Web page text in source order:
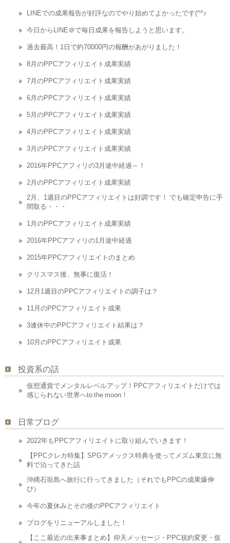
LINEでの成果報告が好評なのでやり始めてよかったです(^^♪
今日からLINE＠で毎日成果を報告しようと思います。
過去最高！1日で約70000円の報酬があがりました！
8月のPPCアフィリエイト成果実績
7月のPPCアフィリエイト成果実績
6月のPPCアフィリエイト成果実績
5月のPPCアフィリエイト成果実績
4月のPPCアフィリエイト成果実績
3月のPPCアフィリエイト成果実績
2016年PPCアフィリの3月途中経過～！
2月のPPCアフィリエイト成果実績
2月、1週目のPPCアフィリエイトは好調です！ でも確定申告に手
間取る・・・
1月のPPCアフィリエイト成果実績
2016年PPCアフィリの1月途中経過
2015年PPCアフィリエイトのまとめ
クリスマス後、無事に復活！
12月1週目のPPCアフィリエイトの調子は？
11月のPPCアフィリエイト成果
3連休中のPPCアフィリエイト結果は？
10月のPPCアフィリエイト成果
投資系の話
仮想通貨でメンタルレベルアップ！PPCアフィリエイトだけでは
感じられない世界へto the moon！
日常ブログ
2022年もPPCアフィリエイトに取り組んでいきます！
【PPCクレカ特集】SPGアメックス特典を使ってメズム東京に無
料で泊ってきた話
沖縄石垣島へ旅行に行ってきました（それでもPPCの成果爆伸
び）
今年の夏休みとその後のPPCアフィリエイト
ブログをリニューアルしました！
【ここ最近の出来事まとめ】仰天メッセージ・PPC規約変更・仮